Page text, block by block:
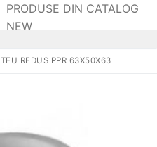
PRODUSE DIN CATALOG
NEW
TEU REDUS PPR 63X50X63